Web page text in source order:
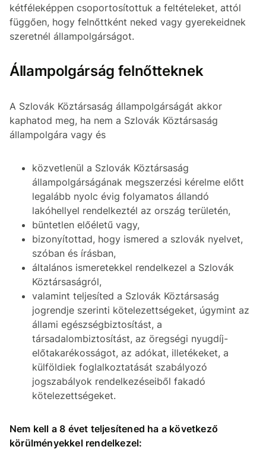
kétféleképpen csoportosítottuk a feltételeket, attól
függően, hogy felnőttként neked vagy gyerekeidnek
szeretnél állampolgárságot.
Állampolgárság felnőtteknek
A Szlovák Köztársaság állampolgárságát akkor
kaphatod meg, ha nem a Szlovák Köztársaság
állampolgára vagy és
közvetlenül a Szlovák Köztársaság
állampolgárságának megszerzési kérelme előtt
legalább nyolc évig folyamatos állandó
lakóhellyel rendelkeztél az ország területén,
büntetlen előéletű vagy,
bizonyítottad, hogy ismered a szlovák nyelvet,
szóban és írásban,
általános ismeretekkel rendelkezel a Szlovák
Köztársaságról,
valamint teljesíted a Szlovák Köztársaság
jogrendje szerinti kötelezettségeket, úgymint az
állami egészségbiztosítást, a
társadalombiztosítást, az öregségi nyugdíj-
előtakarékosságot, az adókat, illetékeket, a
külföldiek foglalkoztatását szabályozó
jogszabályok rendelkezéseiből fakadó
kötelezettségeket.
Nem kell a 8 évet teljesítened ha a következő
körülményekkel rendelkezel: